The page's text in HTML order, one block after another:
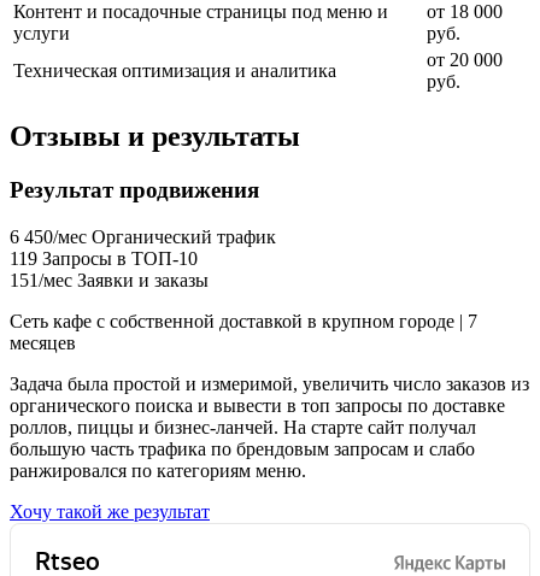
Контент и посадочные страницы под меню и
услуги
от 18 000
руб.
Техническая оптимизация и аналитика
от 20 000
руб.
Отзывы и результаты
Результат продвижения
6 450/мес Органический трафик
119 Запросы в ТОП-10
151/мес Заявки и заказы
Сеть кафе с собственной доставкой в крупном городе | 7
месяцев
Задача была простой и измеримой, увеличить число заказов из
органического поиска и вывести в топ запросы по доставке
роллов, пиццы и бизнес-ланчей. На старте сайт получал
большую часть трафика по брендовым запросам и слабо
ранжировался по категориям меню.
Хочу такой же результат